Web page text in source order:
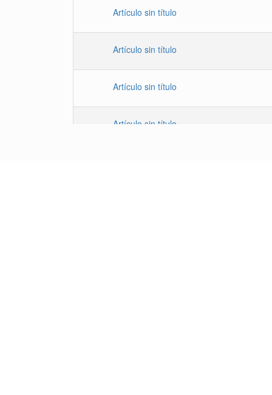
Artículo sin título
Artículo sin título
Artículo sin título
Artículo sin título